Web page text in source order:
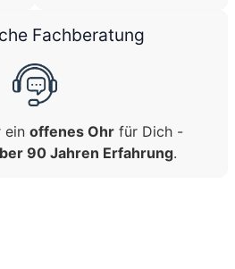
Fachberatung
ein offenes Ohr für Dich -
90 Jahren Erfahrung.